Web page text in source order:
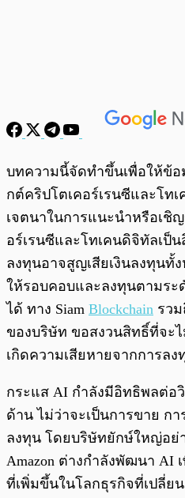
พร้อมเล่น
บทความนี้จัดทำขึ้นเพื่อให้ข้อ
กต์คริปโตเคอร์เรนซีและโท
เจตนาในการแนะนำหรือเชิ
อร์เรนซีและโทเคนดิจิทัลเป็
ลงทุนอาจสูญเสียเงินลงทุนทั้
ให้รอบคอบและลงทุนตามระ
ได้ ทาง Siam Blockchain รว
ของบริษัท ขอสงวนสิทธิ์ที่จะ
เกิดความเสียหายจากการล
กระแส AI กำลังมีอิทธิพลต่อ
ด้าน ไม่ว่าจะเป็นการขาย ก
ลงทุน โดยบริษัทยักษ์ใหญ่อย่า
Amazon ต่างกำลังพัฒนา AI
ที่เพิ่มขึ้นในโลกธุรกิจที่เปลี่ย